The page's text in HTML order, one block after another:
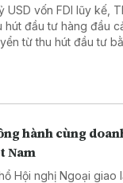
USD vốn FDI lũy kế,
đầu tư hàng đầu
từ thu hút đầu tư
hành cùng
Nam
Hội nghị Ngoại giao